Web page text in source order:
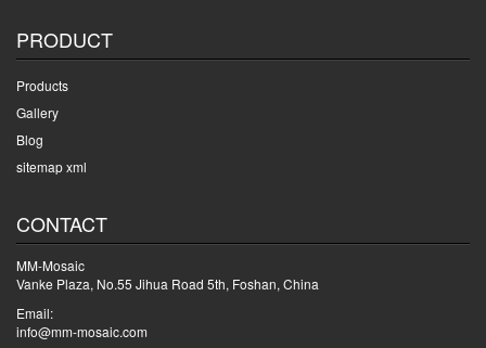
PRODUCT
Products
Gallery
Blog
sitemap xml
CONTACT
MM-Mosaic
Vanke Plaza, No.55 Jihua Road 5th, Foshan, China
Email:
info@mm-mosaic.com